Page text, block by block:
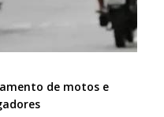
de motos e